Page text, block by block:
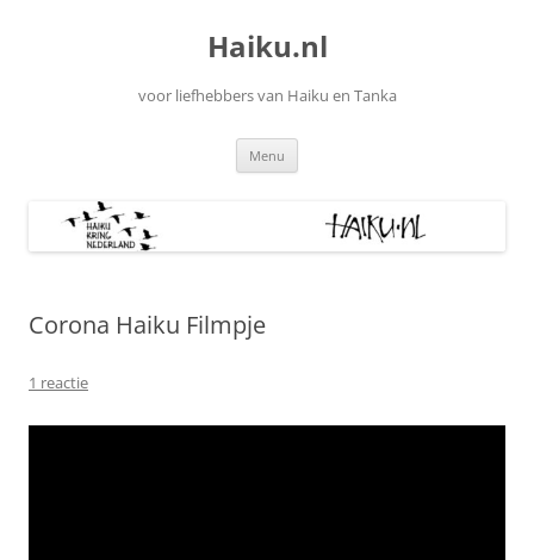
Haiku.nl
voor liefhebbers van Haiku en Tanka
Menu
Corona Haiku Filmpje
1 reactie